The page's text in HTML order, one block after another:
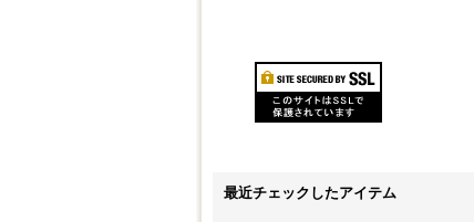
最近チェックしたアイテム